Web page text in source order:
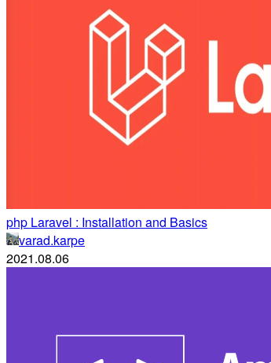
php Laravel : Installation and Basics
varad.karpe
2021.08.06